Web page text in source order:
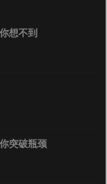
想不到
突破瓶颈